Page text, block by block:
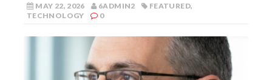
MAY 22, 2026 6ADMIN2 FEATURED,
TECHNOLOGY
0